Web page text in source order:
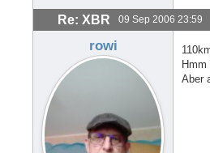
Re: XBR 09 Sep 2006 23:59
rowi
Hmm
Aber